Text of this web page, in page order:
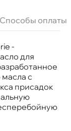
Способы оплаты
-
для
с
присадок
A 002 989 06
ATF Matic P